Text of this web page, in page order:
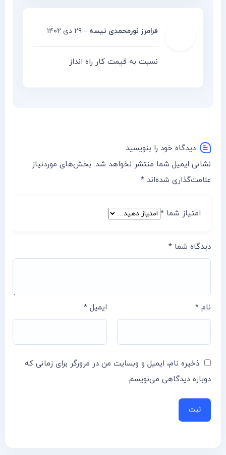
فرامرز نورمحمدی تیسه – ۲۹ دی ۱۴۰۲
نسبت به قیمت کار راه انداز
دیدگاه خود را بنویسید
نشانی ایمیل شما منتشر نخواهد شد. بخش‌های موردنیاز
علامت‌گذاری شده‌اند *
امتیاز شما *
دیدگاه شما *
نام * ایمیل*
ذخیره نام، ایمیل و وبسایت من در مرورگر برای زمانی که
دوباره دیدگاهی می‌نویسم.